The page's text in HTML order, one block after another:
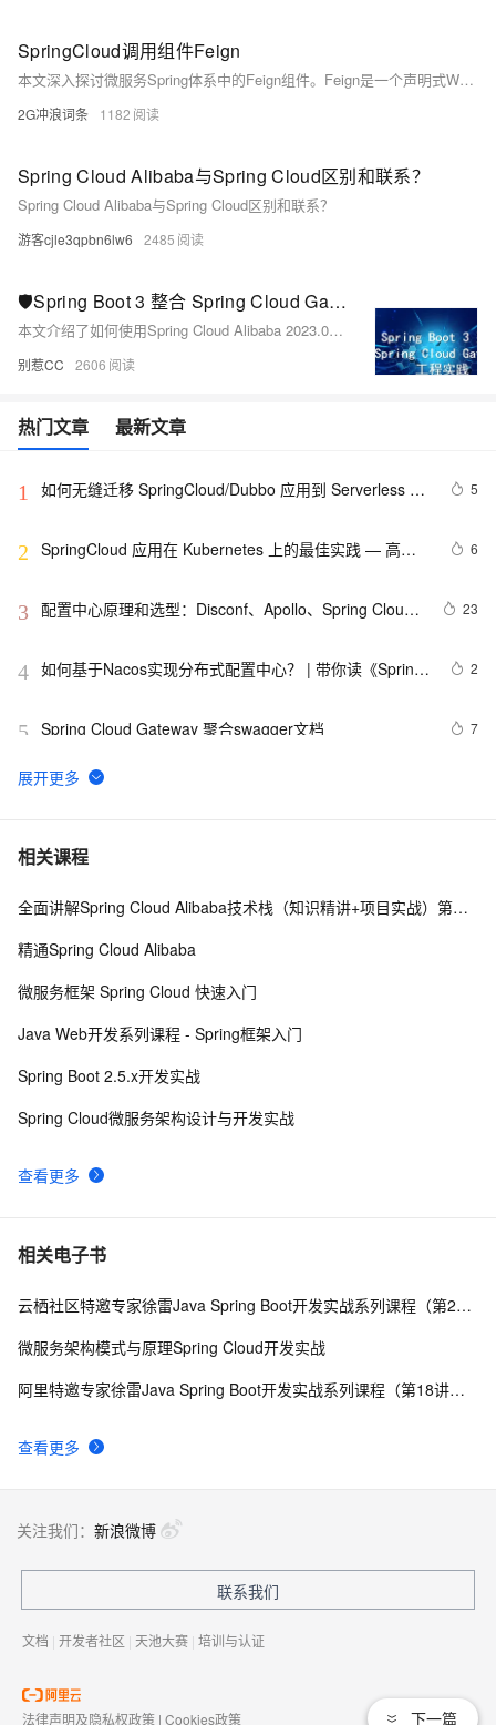
SpringCloud调用组件Feign
本文深入探讨微服务Spring体系中的Feign组件。Feign是一个声明式Web服务客户端，支持注解、编码器/解码器，与Spring MVC注解兼容，并集成Eureka、负载均衡等功能。文章详细介绍了SpringCloud整合Feign的步骤，包括依赖引入、客户端启用、接口创建及调用示例。同时，还涵盖了Feign的核心配置，如超时设置、拦截器实现（Basic认证与自定义）和日志级别调整。最后，总结了`@FeignClient`常用属性，帮助开发者更好地理解和使用Feign进行微服务间通信。
2G冲浪词条 1182
Spring Cloud Alibaba与Spring Cloud区别和联系？
Spring Cloud Alibaba与Spring Cloud区别和联系？
游客cjle3qpbn6lw6 2485
🛡️Spring Boot 3 整合 Spring Cloud Gateway 工程实践
本文介绍了如何使用Spring Cloud Alibaba 2023.0.0.0技术栈构建微服务网关，以应对微服务架构中流量治理与安全管控的复杂性。通过一个包含鉴权服务、文件服务和主服务的项目，详细讲解了网关的整合与功能开发。首先，通过统一路由配置，将所有请求集中到网关进行管理；其次，实现了限流防刷功能，防止恶意刷接口；最后，添加了登录鉴权机制，确保用户身份验证。整个过程结合Nacos注册中心，确保服务注册与配置管理的高效性。通过这些实践，帮助开发者更好地理解和应用微服务网关。
别惹CC 2606
热门文章 最新文章
1
如何无缝迁移 SpringCloud/Dubbo 应用到 Serverless 架
5
2 SpringCloud 应用在 Kubernetes 上的最佳实践 — 高可
6
3 配置中心原理和选型：Disconf、Apollo、Spring Cloud
23
4 如何基于Nacos实现分布式配置中心？ | 带你读《Spring
2
5 Spring Cloud Gateway 聚合swagger文档 7
6
黑马程序员2024最新SpringCloud微服务开发与实战 个人
7 SA实战 ·《SpringCloud Alibaba实战》第16章-链路追
8 SpringCloud微服务实战——搭建企业级开发框架（三十
+AOP实现微服务重复请求控制
三）：整合Skywalking实现链路追踪
10教程系列（一）：Spring Cloud Tencent 接入注册中心
相关课程
查看更多
全面讲解Spring Cloud Alibaba技术栈（知识精讲+项目实战）第一阶段
精通Spring Cloud Alibaba
微服务框架 Spring Cloud 快速入门
Java Web开发系列课程 - Spring框架入门
Spring Boot 2.5.x开发实战
Spring Cloud微服务架构设计与开发实战
相关电子书
查看更多
云栖社区特邀专家徐雷Java Spring Boot开发实战系列课程（第20讲）：经典面试题与阿里等名企内部招聘求职面试技巧
微服务架构模式与原理Spring Cloud开发实战
阿里特邀专家徐雷Java Spring Boot开发实战系列课程（第18讲）：制作Java Docker镜像与推送到DockerHub和阿里云Docker仓库
下一篇
关注我们： 新浪微博
联系我们
文档 | 开发者社区 | 天池大赛 | 培训与认证
法律声明及隐私权政策 | Cookies政策